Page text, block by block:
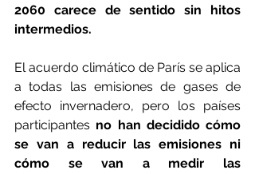
2060 carece de sentido sin hitos
intermedios.
El acuerdo climático de París se aplica
a todas las emisiones de gases de
efecto invernadero, pero los países
participantes no han decidido cómo
se van a reducir las emisiones ni
cómo se van a medir las